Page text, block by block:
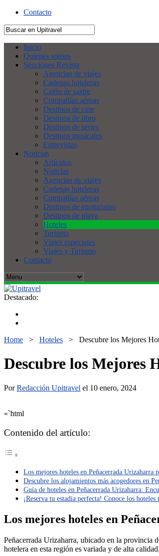
Contacto
Inicio
Quienes somos
Secciones Revista
Agencias de viajes
Cadenas hoteleras
Cajón de sastre
Compañías aéreas
Destinos de cine
Destinos de libro
Destinos de series
Destinos musicales
Entrevistas
Noticias
Artículos
Noticias
Agencias de viajes
Cadenas hoteleras
Compañías aéreas
Destinos de enoturismo
Destinos de playa
Hoteles
Turismo
Viajes especiales
Viajes y Turismo
Contacto
Destacado:
Home > Hoteles > Descubre los Mejores
Descubre los Mejores
PorRedacción Upitravel el 10 enero, 2024
«`html
Contenido del artículo:
Los mejores hoteles en Peñacerrada Urizaharra
Descubre los alojamientos más acogedores en
Guía de hoteles en Peñacerrada Urizaharra:
¡Reserva tu estadía perfecta! Conoce los
Los mejores hoteles en
Peñacerrada Urizaharra, ubicado en la provincia
hotelera en esta región es variada y de alta